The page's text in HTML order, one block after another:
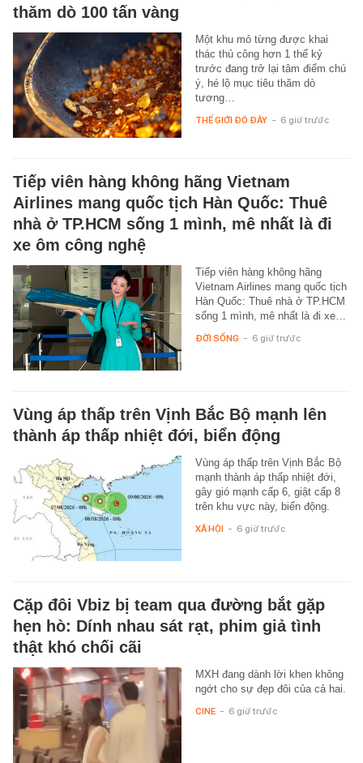
thăm dò 100 tấn vàng
Một khu mỏ từng được khai
thác thủ công hơn 1 thế kỷ
trước đang trở lại tâm điểm chú
ý, hé lộ mục tiêu thăm dò
tương…
THẾ GIỚI ĐÓ ĐÂY - 6 giờ trước
Tiếp viên hàng không hãng Vietnam
Airlines mang quốc tịch Hàn Quốc: Thuê
nhà ở TP.HCM sống 1 mình, mê nhất là đi
xe ôm công nghệ
Tiếp viên hàng không hãng
Vietnam Airlines mang quốc tịch
Hàn Quốc: Thuê nhà ở TP.HCM
sống 1 mình, mê nhất là đi xe…
ĐỜI SỐNG - 6 giờ trước
Vùng áp thấp trên Vịnh Bắc Bộ mạnh lên
thành áp thấp nhiệt đới, biển động
Vùng áp thấp trên Vịnh Bắc Bộ
mạnh thành áp thấp nhiệt đới,
gây gió mạnh cấp 6, giật cấp 8
trên khu vực này, biển động.
XÃ HỘI - 6 giờ trước
Cặp đôi Vbiz bị team qua đường bắt gặp
hẹn hò: Dính nhau sát rạt, phim giả tình
thật khó chối cãi
MXH đang dành lời khen không
ngớt cho sự đẹp đôi của cả hai.
CINE - 6 giờ trước